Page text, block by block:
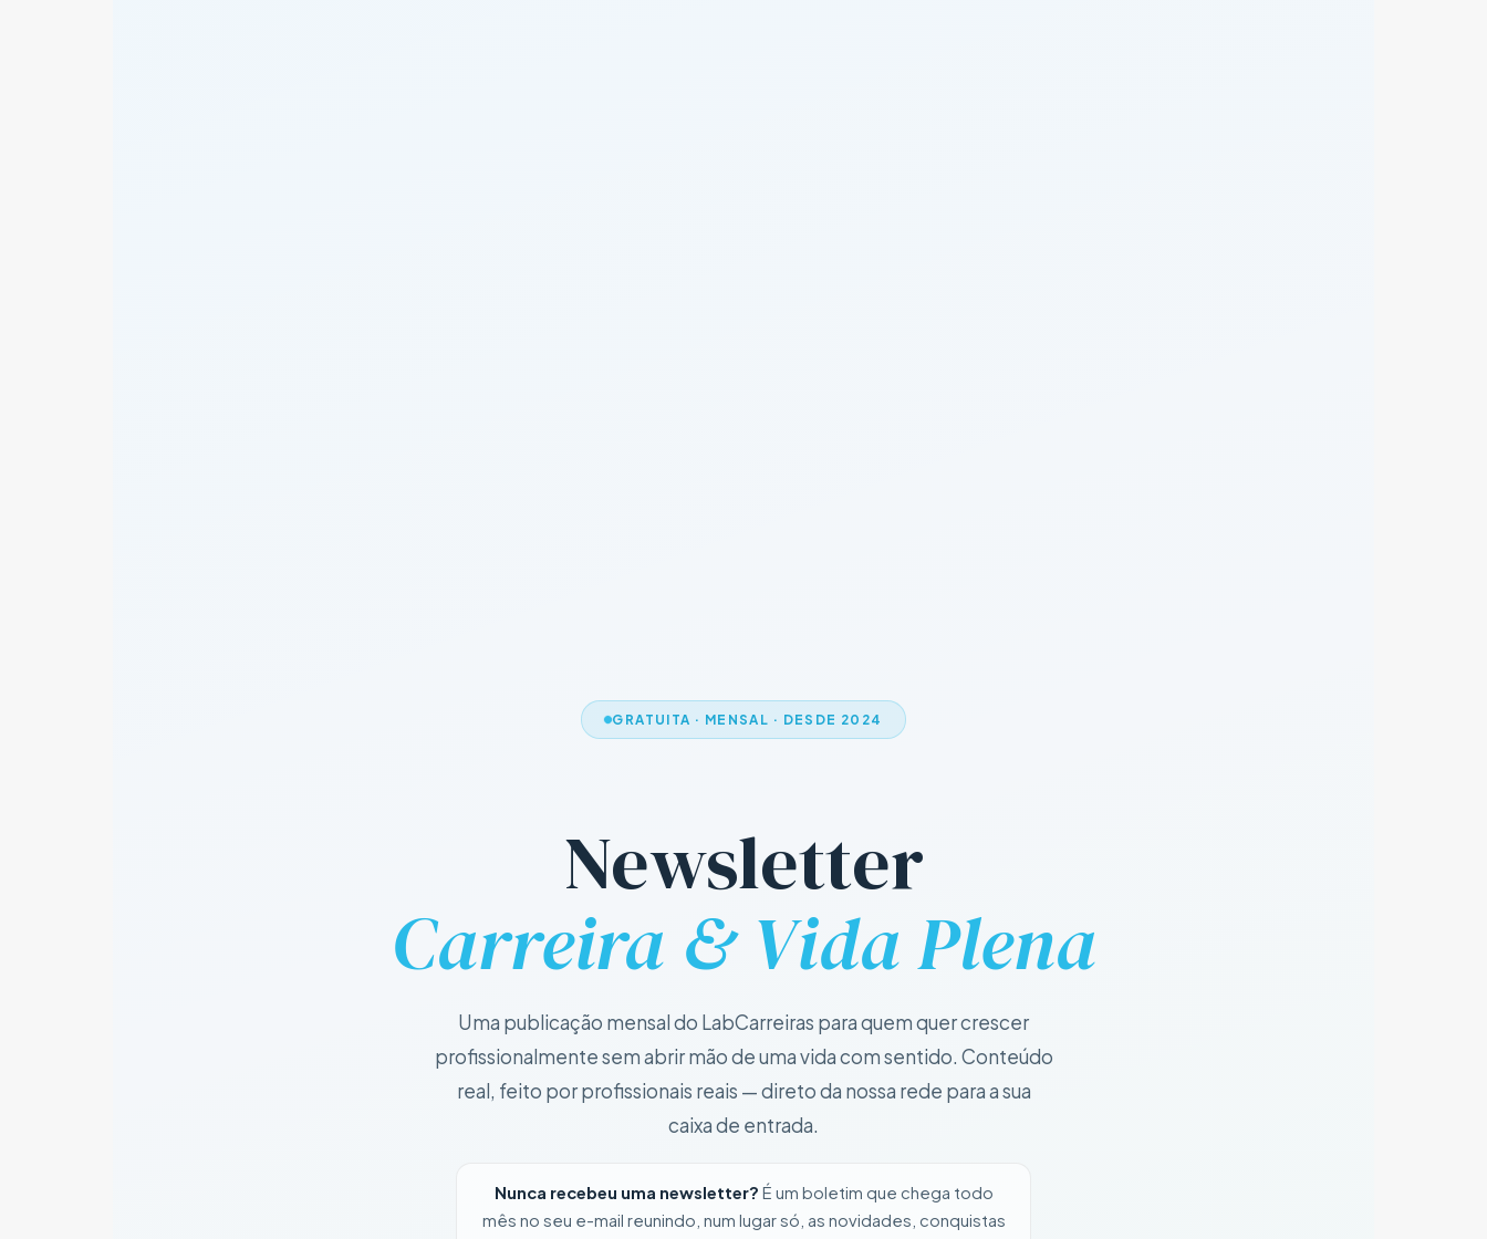
GRATUITA · MENSAL · DESDE 2024
Newsletter
Carreira & Vida Plena
Uma publicação mensal do LabCarreiras para quem quer crescer
profissionalmente sem abrir mão de uma vida com sentido. Conteúdo
real, feito por profissionais reais — direto da nossa rede para a sua
caixa de entrada.
Nunca recebeu uma newsletter? É um boletim que chega todo
mês no seu e-mail reunindo, num lugar só, as novidades, conquistas